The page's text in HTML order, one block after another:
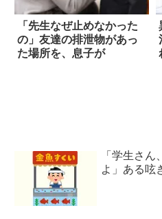
「先生なぜ止めなかった
の」友達の排泄物があっ
た場所を、息子が
「学生さ
よ」ある呟